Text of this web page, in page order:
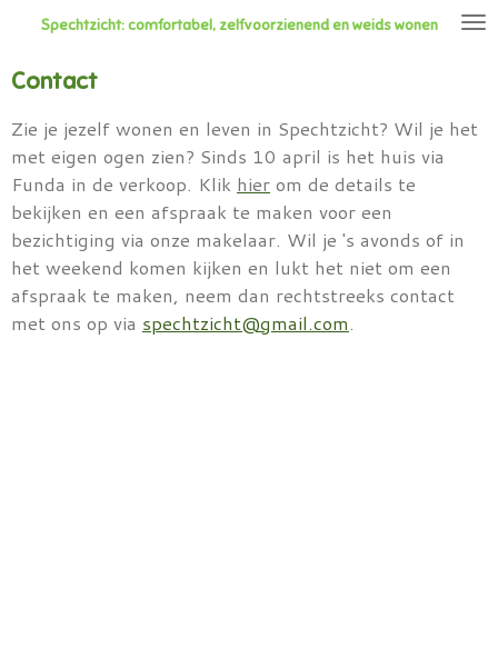
naar
hoofdinhoud
Spechtzicht: comfortabel, zelfvoorzienend en weids wonen
Contact
Zie je jezelf wonen en leven in Spechtzicht? Wil je het
met eigen ogen zien? Sinds 10 april is het huis via
Funda in de verkoop. Klik hier om de details te
bekijken en een afspraak te maken voor een
bezichtiging via onze makelaar. Wil je 's avonds of in
het weekend komen kijken en lukt het niet om een
afspraak te maken, neem dan rechtstreeks contact
met ons op via spechtzicht@gmail.com.